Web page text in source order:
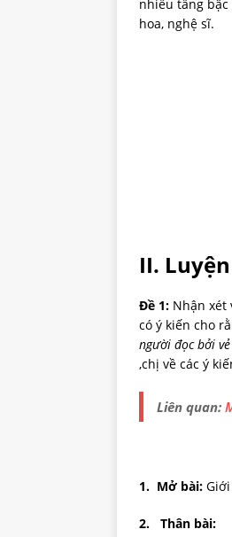
nhiều tầng
hoa, nghệ sĩ.
II.
Đề 1: Nhận xét
có ý kiến cho
người đọc bởi
,chị về các ý
Liên quan:
1. Mở bài:
2. Thân bài: